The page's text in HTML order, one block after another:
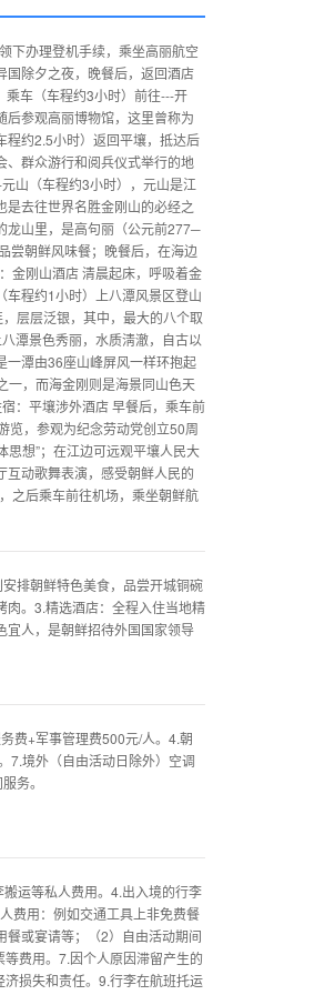
下办理登机手续，乘坐高丽航空
国除夕之夜，晚餐后，返回酒店
车（车程约3小时）前往---开
参观高丽博物馆，这里曾称为
程约2.5小时）返回平壤，抵达后
、群众游行和阅兵仪式举行的地
山（车程约3小时），元山是江
去往世界名胜金刚山的必经之
龙山里，是高句丽（公元前277─
尝朝鲜风味餐；晚餐后，在海边
金刚山酒店 清晨起床，呼吸着金
程约1小时）上八潭风景区登山
层层泛银，其中，最大的八个取
潭景色秀丽，水质淸澈，自古以
一潭由36座山峰屏风一样环抱起
一，而海金刚则是海景同山色天
：平壤涉外酒店 早餐后，乘车前
览，参观为纪念劳动党创立50周
想”；在江边可远观平壤人民大
动歌舞表演，感受朝鲜人民的
之后乘车前往机场，乘坐朝鲜航
排朝鲜特色美食，品尝开城铜碗
。3.精选酒店：全程入住当地精
宜人，是朝鲜招待外国国家领导
费+军事管理费500元/人。4.朝
7.境外（自由活动日除外）空调
务。
运等私人费用。4.出入境的行李
费用：例如交通工具上非免费餐
或宴请等；（2）自由活动期间
费用。7.因个人原因滞留产生的
损失和责任。9.行李在航班托运